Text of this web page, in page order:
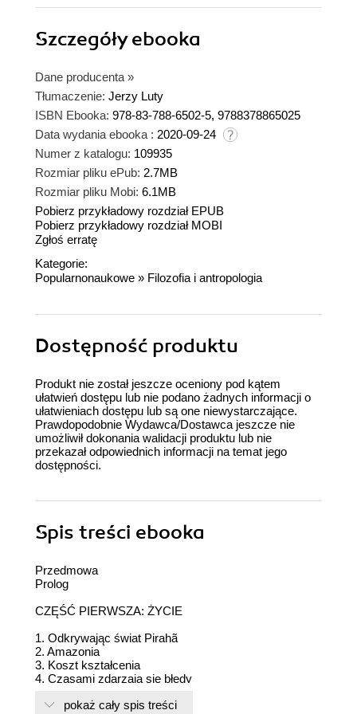
Szczegółyebooka
Dane producenta »
Tłumaczenie: Jerzy Luty
ISBN Ebooka: 978-83-788-6502-5, 9788378865025
Data wydania ebooka : 2020-09-24
Numer z katalogu: 109935
Rozmiar pliku ePub: 2.7MB
Rozmiar pliku Mobi: 6.1MB
Pobierz przykładowy rozdział EPUB
Pobierz przykładowy rozdział MOBI
Zgłoś erratę
Kategorie:
Popularnonaukowe » Filozofia i antropologia
Dostępność produktu
Produkt nie został jeszcze oceniony pod kątem
ułatwień dostępu lub nie podano żadnych informacji o
ułatwieniach dostępu lub są one niewystarczające.
Prawdopodobnie Wydawca/Dostawca jeszcze nie
umożliwił dokonania walidacji produktu lub nie
przekazał odpowiednich informacji na temat jego
dostępności.
Spis treści ebooka
Przedmowa
Prolog
CZĘŚĆ PIERWSZA: ŻYCIE
1. Odkrywając świat Pirahã
2. Amazonia
3. Koszt kształcenia
4. Czasami zdarzają się błędy
6. Rodziny i społeczność
pokaż cały spis treści